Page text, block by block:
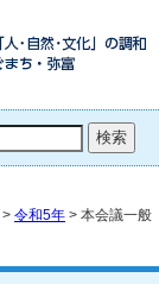
> 令和5年 > 本会議一般